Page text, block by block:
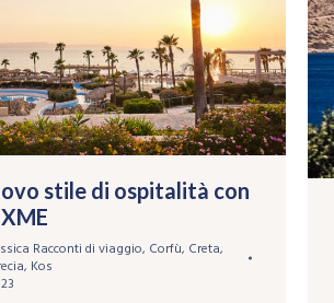
stile di ospitalità con
Racconti di viaggio, Corfù, Creta,
, Kos